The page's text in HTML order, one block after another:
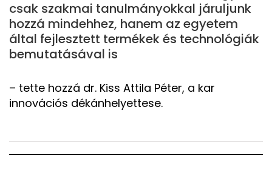
csak szakmai tanulmányokkal járuljunk
hozzá mindehhez, hanem az egyetem
által fejlesztett termékek és technológiák
bemutatásával is
– tette hozzá dr. Kiss Attila Péter, a kar
innovációs dékánhelyettese.